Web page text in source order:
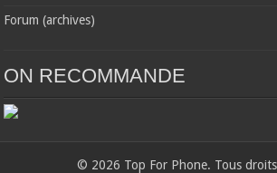
Forum (archives)
ON RECOMMANDE
© 2026 Top For Phone. Tous droits